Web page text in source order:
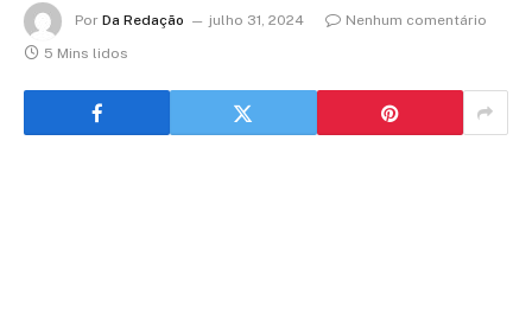
Por Da Redação julho 31, 2024
Nenhum comentário
5 Mins lidos